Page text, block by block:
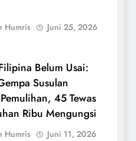
Humris Juni 25, 2026
Belum Usai:
Susulan
45 Tewas
Ribu Mengungsi
Humris Juni 11, 2026